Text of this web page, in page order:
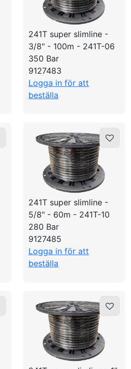
241T super slimline -
3/8" - 100m - 241T-06
350 Bar
9127483
Logga in för att
beställa
241T super slimline -
5/8" - 60m - 241T-10
280 Bar
9127485
Logga in för att
beställa